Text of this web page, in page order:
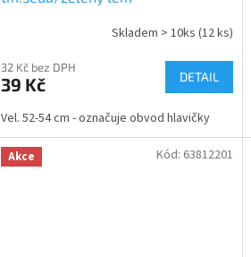
Skladem > 10ks (12 ks)
32 Kč bez DPH
39 Kč DETAIL
Vel. 52-54 cm - označuje obvod hlavičky
Akce Kód: 63812201